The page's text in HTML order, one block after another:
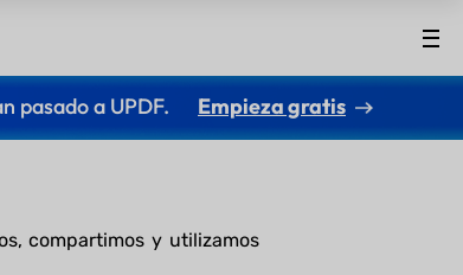
pasado a UPDF. Empieza gratis
compartimos y utilizamos